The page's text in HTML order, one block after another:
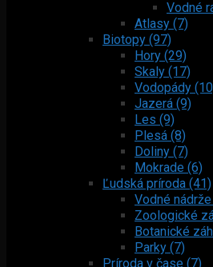
Vodné
Atlasy (7)
Biotopy (97)
Hory (29)
Skaly (17)
Vodopády
Jazerá (9)
Les (9)
Plesá (8)
Doliny (7)
Mokrade (6)
Ľudská príroda (41)
Vodné
Zoologické
Botanické
Parky (7)
Príroda v čase (7)